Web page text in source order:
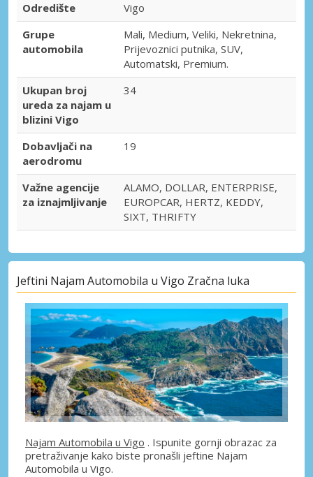
Odredište
Vigo
Grupe
automobila
Mali, Medium, Veliki, Nekretnina,
Prijevoznici putnika, SUV,
Automatski, Premium.
Ukupan broj
ureda za najam u
blizini Vigo
34
Dobavljači na
aerodromu
19
Važne agencije
za iznajmljivanje
ALAMO, DOLLAR, ENTERPRISE,
EUROPCAR, HERTZ, KEDDY,
SIXT, THRIFTY
Jeftini Najam Automobila u Vigo Zračna luka
Najam Automobila u Vigo . Ispunite gornji obrazac za
pretraživanje kako biste pronašli jeftine Najam
Automobila u Vigo.